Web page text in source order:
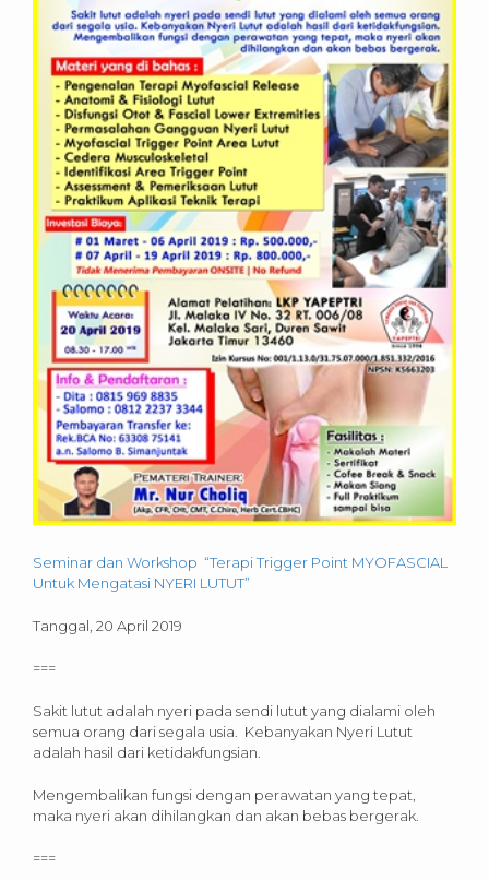
Seminar dan Workshop “Terapi Trigger Point MYOFASCIAL
Untuk Mengatasi NYERI LUTUT”
Tanggal, 20 April 2019
===
Sakit lutut adalah nyeri pada sendi lutut yang dialami oleh
semua orang dari segala usia. Kebanyakan Nyeri Lutut
adalah hasil dari ketidakfungsian.
Mengembalikan fungsi dengan perawatan yang tepat,
maka nyeri akan dihilangkan dan akan bebas bergerak.
===